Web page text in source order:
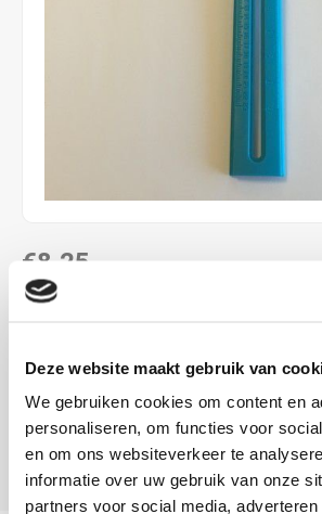
Deze website maakt gebruik van
We gebruiken cookies om content en
personaliseren, om functies voor
en om ons websiteverkeer te
informatie over uw gebruik van onze
partners voor social media,
€8,25
DIRECT LEVERBAAR
Cirkelsnijder Lees meer
Toevoegen aan
DELEN: